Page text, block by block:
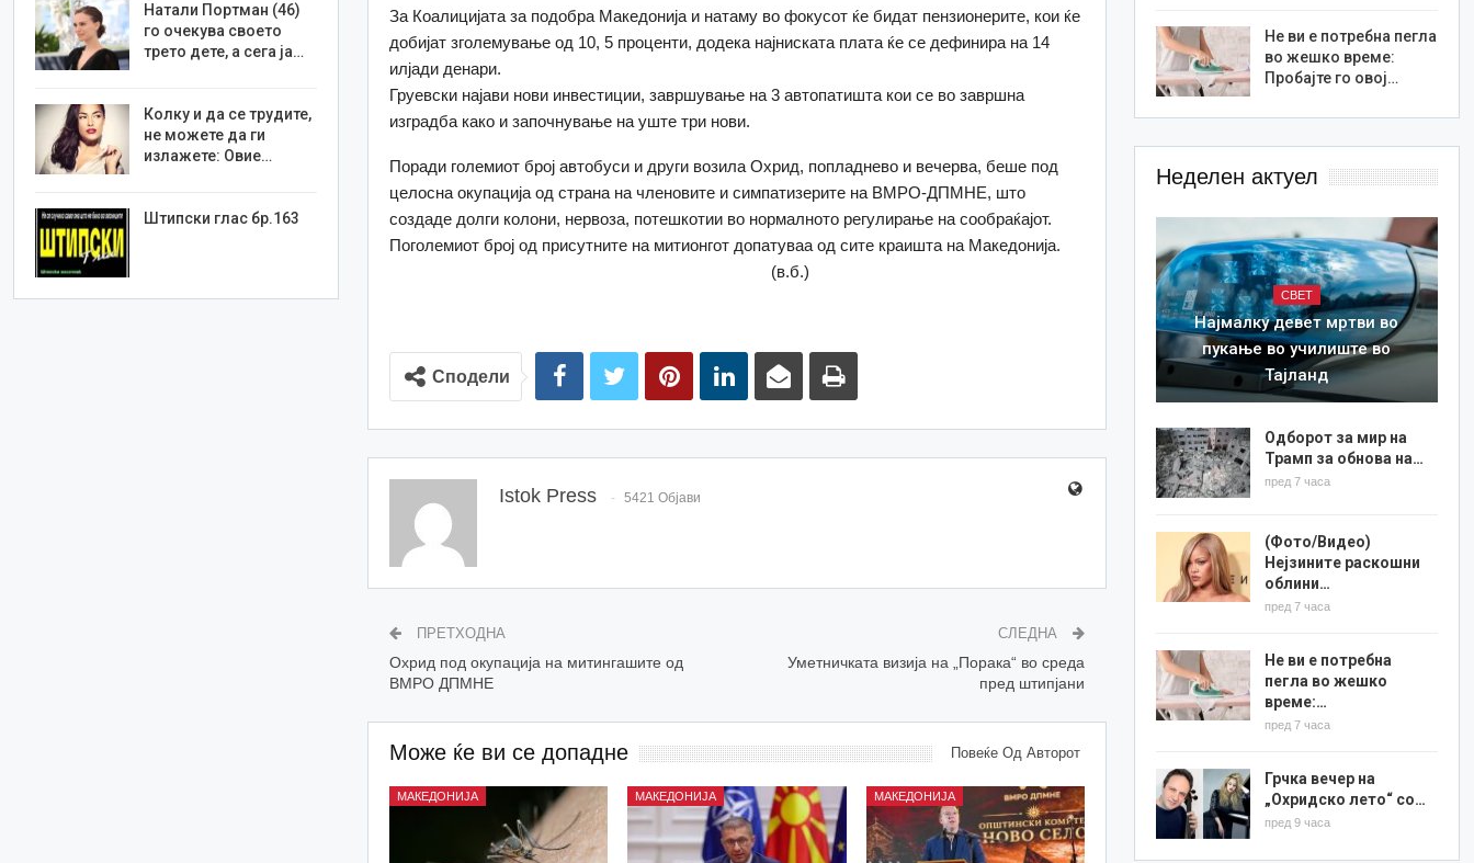
За Коалицијата за подобра Македонија и натаму во фокусот ќе бидат пензионерите, кои ќе
добијат зголемување од 10, 5 проценти, додека најниската плата ќе се дефинира на 14
илјади денари.
Груевски најави нови инвестиции, завршување на 3 автопатишта кои се во завршна
изградба како и започнување на уште три нови.
Поради големиот број автобуси и други возила Охрид, попладнево и вечерва, беше под
целосна окупација од страна на членовите и симпатизерите на ВМРО-ДПМНЕ, што
создаде долги колони, нервоза, потешкотии во нормалното регулирање на сообраќајот.
Поголемиот број од присутните на митионгот допатуваа од сите краишта на Македонија.
(в.б.)
Сподели
Istok Press 5421 Објави
ПРЕТХОДНА
Охрид под окупација на митингашите од
ВМРО ДПМНЕ
СЛЕДНА
Уметничката визија на „Порака“ во среда
пред штипјани
Може ќе ви се допадне Повеќе Од Авторот
МАКЕДОНИЈА МАКЕДОНИЈА МАКЕДОНИЈА
Не ви е потребна пегла
во жешко време:
Пробајте го овој…
Неделен актуел
СВЕТ
Најмалку девет мртви во
пукање во училиште во
Тајланд
Одборот за мир на
Трамп за обнова на…
пред 7 часа
(Фото/Видео)
Нејзините раскошни
облини…
пред 7 часа
Не ви е потребна
пегла во жешко
време:…
пред 7 часа
Грчка вечер на
„Охридско лето“ со…
пред 9 часа
Натали Портман (46)
го очекува своето
трето дете, а сега ја…
Колку и да се трудите,
не можете да ги
излажете: Овие…
Штипски глас бр.163